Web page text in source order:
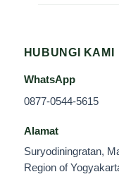
HUBUNGI KAMI
WhatsApp
0877-0544-5615
Alamat
Suryodiningratan,
Region of